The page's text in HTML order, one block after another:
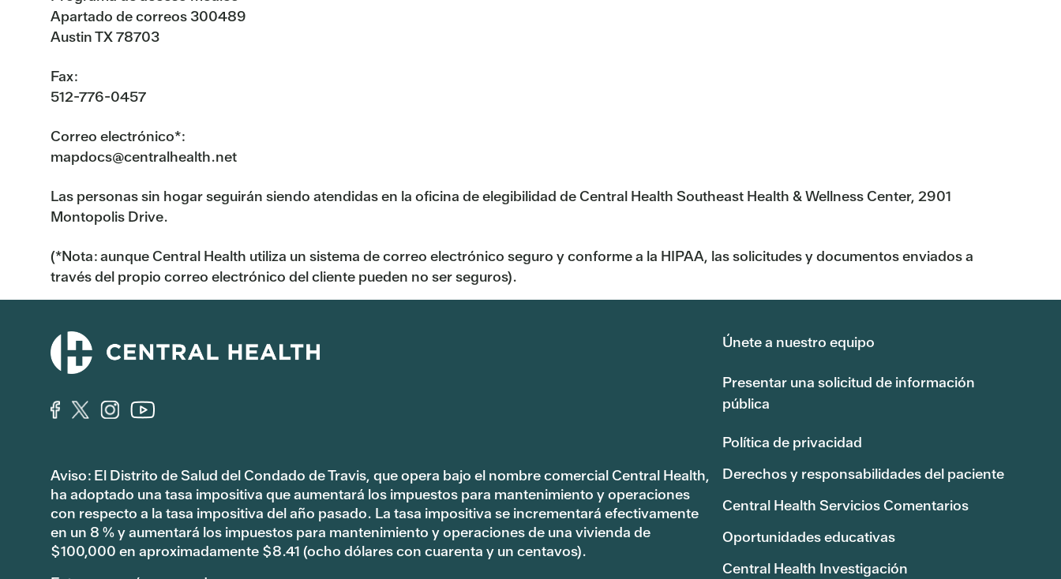
Apartado de correos 300489
Austin TX 78703
Fax:
512-776-0457
Correo electrónico*:
mapdocs@centralhealth.net
Las personas sin hogar seguirán siendo atendidas en la oficina de elegibilidad de Central Health Southeast Health & Wellness Center, 2901
Montopolis Drive.
(*Nota: aunque Central Health utiliza un sistema de correo electrónico seguro y conforme a la HIPAA, las solicitudes y documentos enviados a
través del propio correo electrónico del cliente pueden no ser seguros).
Aviso: El Distrito de Salud del Condado de Travis, que opera bajo el nombre comercial Central Health,
ha adoptado una tasa impositiva que aumentará los impuestos para mantenimiento y operaciones
con respecto a la tasa impositiva del año pasado. La tasa impositiva se incrementará efectivamente
en un 8 % y aumentará los impuestos para mantenimiento y operaciones de una vivienda de
$100,000 en aproximadamente $8.41 (ocho dólares con cuarenta y un centavos).
Únete a nuestro equipo
Presentar una solicitud de información
pública
Política de privacidad
Derechos y responsabilidades del paciente
Central Health Servicios Comentarios
Oportunidades educativas
Central Health Investigación